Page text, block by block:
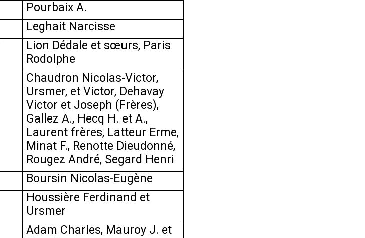
Pourbaix A.
Leghait Narcisse
Lion Dédale et sœurs, Paris
Rodolphe
Chaudron Nicolas-Victor,
Ursmer, et Victor, Dehavay
Victor et Joseph (Frères),
Gallez A., Hecq H. et A.,
Laurent frères, Latteur Erme,
Minat F., Renotte Dieudonné,
Rougez André, Segard Henri
Boursin Nicolas-Eugène
Houssière Ferdinand et
Ursmer
Adam Charles, Mauroy J. et